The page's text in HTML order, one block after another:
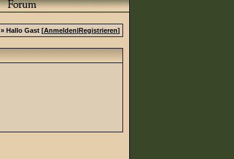
» Hallo Gast [Anmelden|Registrieren]